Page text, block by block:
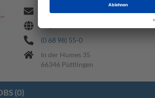
Bewerbung_kks@kk-service.de
(0 68 98) 55-0
In der Humes 35
66346 Püttlingen
(0)